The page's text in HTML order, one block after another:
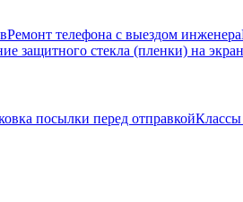
Ремонт телефона с выездом инженера
защитного стекла (пленки) на экран
посылки перед отправкойКлассы